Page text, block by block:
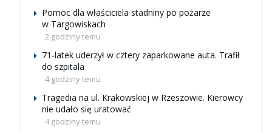
Pomoc dla właściciela stadniny po pożarze
w Targowiskach
2 godziny temu
71-latek uderzył w cztery zaparkowane auta. Trafił
do szpitala
4 godziny temu
Tragedia na ul. Krakowskiej w Rzeszowie. Kierowcy
nie udało się uratować
4 godziny temu